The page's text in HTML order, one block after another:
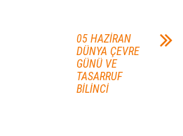
05 HAZİRAN
DÜNYA ÇEVRE
GÜNÜ VE
TASARRUF
BİLİNCİ